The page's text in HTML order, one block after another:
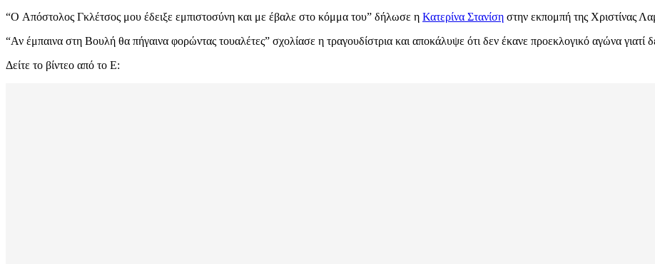
“O Απόστολος Γκλέτσος μου έδειξε εμπιστοσύνη και με έβαλε στο κόμμα του” δήλωσε η Κατερίνα Στανίση στην εκπομπή της Χριστίνας
“Αν έμπαινα στη Βουλή θα πήγαινα φορώντας τουαλέτες” σχολίασε η τραγουδίστρια και αποκάλυψε ότι δεν έκανε προεκλογικό αγώνα γιατί
Δείτε το βίντεο από το Ε: